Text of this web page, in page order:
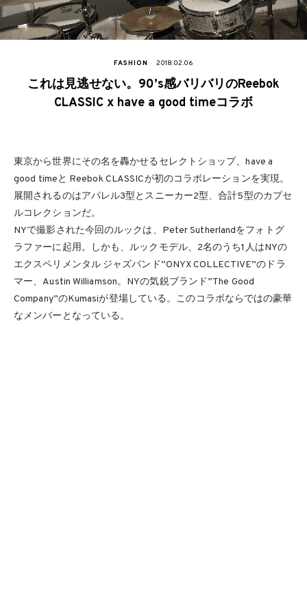
FASHION 2018.02.06
これは見逃せない。90’s感バリバリのReebok
CLASSIC x have a good timeコラボ
東京から世界にその名を轟かせるセレクトショップ、have a
good timeと Reebok CLASSICが初のコラボレーションを実現。
展開されるのはアパレル3型とスニーカー2型、合計5型のカプセ
ルコレクションだ。
NYで撮影された今回のルックは、Peter Sutherlandをフォトグ
ラファーに起用。しかも、ルックモデル、2名のうち1人はNYの
エクスペリメンタル ジャズバンド”ONYX COLLECTIVE”のドラ
マー、Austin Williamson。NYの気鋭ブランド”The Good
Company”のKumasiが登場している。このコラボならではの豪華
なメンバーとなっている。